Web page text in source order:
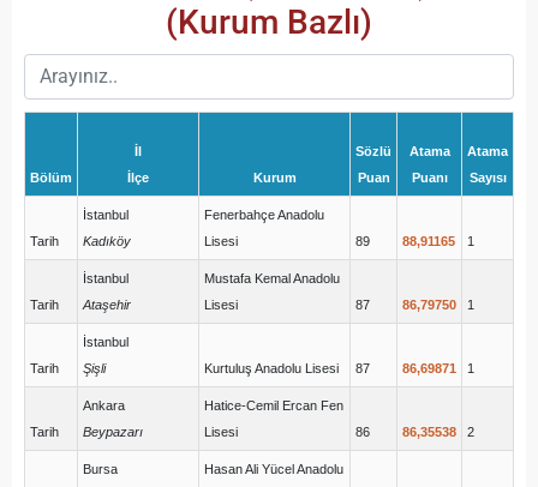
(Kurum Bazlı)
Bölüm
İl
İlçe
Kurum
Sözlü
Puan
Atama
Puanı
Atama
Sayısı
Tarih
İstanbul
Kadıköy
Fenerbahçe Anadolu
Lisesi
89 88,91165 1
Tarih
İstanbul
Ataşehir
Mustafa Kemal Anadolu
Lisesi
87 86,79750 1
Tarih
İstanbul
Şişli
Kurtuluş Anadolu Lisesi 87 86,69871 1
Tarih
Ankara
Beypazarı
Hatice-Cemil Ercan Fen
Lisesi
86 86,35538 2
Bursa
Hasan Ali Yücel Anadolu